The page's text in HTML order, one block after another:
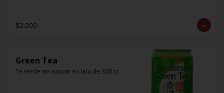
$2.000
Green Tea
Té verde sin azúcar en lata de 300 cc.